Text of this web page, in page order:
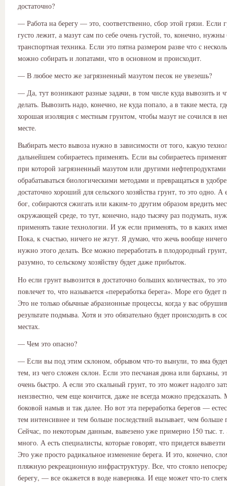
достаточно?
— Работа на берегу — это, соответственно, сбор этой грязи. Если
густо лежит, а мазут сам по себе очень густой, то, конечно, нужны
транспортная техника. Если это пятна размером разве что с
можно собирать и лопатами, что в основном и происходит.
— В любое место же загрязненный мазутом песок не увезешь?
— Да, тут возникают разные задачи, в том числе куда вывозить и
делать. Вывозить надо, конечно, не куда попало, а в такие места,
хорошая изоляция с местным грунтом, чтобы мазут не сочился в
месте.
Выбирать место вывоза нужно в зависимости от того, какую
дальнейшем собираетесь применять. Если вы собираетесь
при которой загрязненный мазутом или другими нефтепродуктами
обрабатываться биологическими методами и превращаться в
достаточно хороший для сельского хозяйства грунт, то это одно. А
бог, собираются сжигать или каким-то другим образом вредить
окружающей среде, то тут, конечно, надо тысячу раз подумать,
применять такие технологии. И уж если применять, то в каких
Пока, к счастью, ничего не жгут. Я думаю, что жечь вообще
нужно этого делать. Все можно переработать в плодородный грунт,
разумно, то сельскому хозяйству будет даже прибыток.
Но если грунт вывозится в достаточно больших количествах, то
повлечет то, что называется «переработка берега». Море его будет
Это не только обычные абразионные процессы, когда у вас
результате подмыва. Хотя и это обязательно будет происходить в
местах.
— Чем это опасно?
— Если вы под этим склоном, обрывом что-то вынули, то яма будет
тем, из чего сложен склон. Если это песчаная дюна или барханы,
очень быстро. А если это скальный грунт, то это может надолго
неизвестно, чем еще кончится, даже не всегда можно
боковой намыв и так далее. Но вот эта переработка берегов —
тем интенсивнее и тем больше последствий вызывает, чем больше
Сейчас, по некоторым данным, вывезено уже примерно 150 тыс. т.
много. А есть специалисты, которые говорят, что придется
Это уже просто радикальное изменение берега. И это, конечно,
пляжную рекреационную инфраструктуру. Все, что стояло
берегу, — все окажется в воде наверняка. И еще может что-то